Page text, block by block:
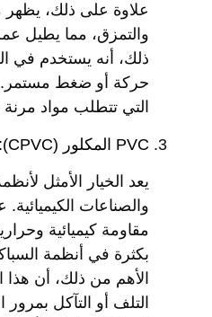
علاوة على ذلك، يظهر
والتمزق، مما يطيل
ذلك، أنه يستخدم في
حركة أو ضغط مستمر.
التي تتطلب مواد
PVC المكلور (CPVC):
يعد الخيار الأمثل
والصناعات
مقاومة كيميائية
بكثرة في أنظمة
الأهم من ذلك، أن هذا
التلف أو التآكل